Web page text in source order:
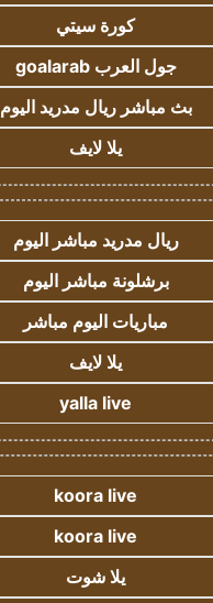
كورة سيتي
جول العرب goalarab
بث مباشر ريال مدريد اليوم
يلا لايف
ريال مدريد مباشر اليوم
برشلونة مباشر اليوم
مباريات اليوم مباشر
يلا لايف
yalla live
koora live
koora live
يلا شوت